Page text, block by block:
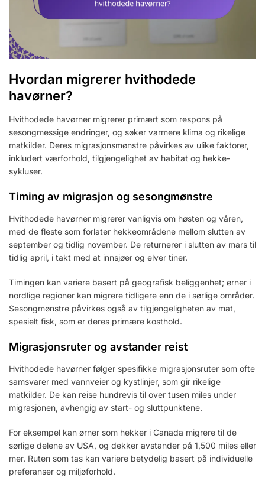
Hvordan migrerer hvithodede
havørner?
Hvithodede havørner migrerer primært som respons på
sesongmessige endringer, og søker varmere klima og rikelige
matkilder. Deres migrasjonsmønstre påvirkes av ulike faktorer,
inkludert værforhold, tilgjengelighet av habitat og hekke-
sykluser.
Timing av migrasjon og sesongmønstre
Hvithodede havørner migrerer vanligvis om høsten og våren,
med de fleste som forlater hekkeområdene mellom slutten av
september og tidlig november. De returnerer i slutten av mars til
tidlig april, i takt med at innsjøer og elver tiner.
Timingen kan variere basert på geografisk beliggenhet; ørner i
nordlige regioner kan migrere tidligere enn de i sørlige områder.
Sesongmønstre påvirkes også av tilgjengeligheten av mat,
spesielt fisk, som er deres primære kosthold.
Migrasjonsruter og avstander reist
Hvithodede havørner følger spesifikke migrasjonsruter som ofte
samsvarer med vannveier og kystlinjer, som gir rikelige
matkilder. De kan reise hundrevis til over tusen miles under
migrasjonen, avhengig av start- og sluttpunktene.
For eksempel kan ørner som hekker i Canada migrere til de
sørlige delene av USA, og dekker avstander på 1,500 miles eller
mer. Ruten som tas kan variere betydelig basert på individuelle
preferanser og miljøforhold.